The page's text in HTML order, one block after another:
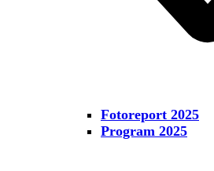
Fotoreport 2025
Program 2025